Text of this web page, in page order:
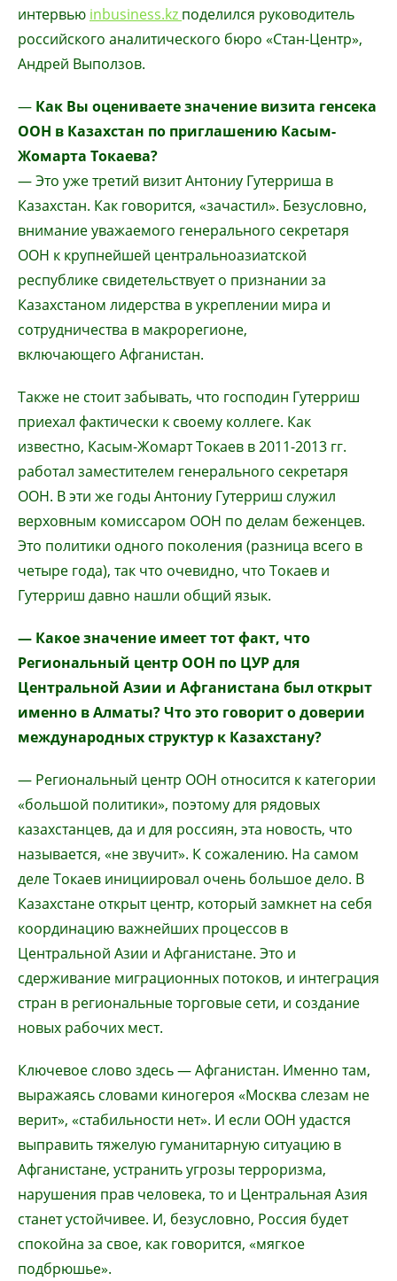
интервью inbusiness.kz поделился руководитель
российского аналитического бюро «Стан-Центр»,
Андрей Выползов.
— Как Вы оцениваете значение визита генсека
ООН в Казахстан по приглашению Касым-
Жомарта Токаева?
— Это уже третий визит Антониу Гутерриша в
Казахстан. Как говорится, «зачастил». Безусловно,
внимание уважаемого генерального секретаря
ООН к крупнейшей центральноазиатской
республике свидетельствует о признании за
Казахстаном лидерства в укреплении мира и
сотрудничества в макрорегионе,
включающего Афганистан.
Также не стоит забывать, что господин Гутерриш
приехал фактически к своему коллеге. Как
известно, Касым-Жомарт Токаев в 2011-2013 гг.
работал заместителем генерального секретаря
ООН. В эти же годы Антониу Гутерриш служил
верховным комиссаром ООН по делам беженцев.
Это политики одного поколения (разница всего в
четыре года), так что очевидно, что Токаев и
Гутерриш давно нашли общий язык.
— Какое значение имеет тот факт, что
Региональный центр ООН по ЦУР для
Центральной Азии и Афганистана был открыт
именно в Алматы? Что это говорит о доверии
международных структур к Казахстану?
— Региональный центр ООН относится к категории
«большой политики», поэтому для рядовых
казахстанцев, да и для россиян, эта новость, что
называется, «не звучит». К сожалению. На самом
деле Токаев инициировал очень большое дело. В
Казахстане открыт центр, который замкнет на себя
координацию важнейших процессов в
Центральной Азии и Афганистане. Это и
сдерживание миграционных потоков, и интеграция
стран в региональные торговые сети, и создание
новых рабочих мест.
Ключевое слово здесь — Афганистан. Именно там,
выражаясь словами киногероя «Москва слезам не
верит», «стабильности нет». И если ООН удастся
выправить тяжелую гуманитарную ситуацию в
Афганистане, устранить угрозы терроризма,
нарушения прав человека, то и Центральная Азия
станет устойчивее. И, безусловно, Россия будет
спокойна за свое, как говорится, «мягкое
подбрюшье».